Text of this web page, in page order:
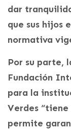
dar
que sus hijos
normativa
Por su parte,
Fundación
para la
Verdes
permite